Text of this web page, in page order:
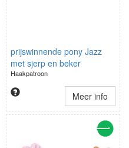
prijswinnende pony Jazz
met sjerp en beker
Haakpatroon
Meer info